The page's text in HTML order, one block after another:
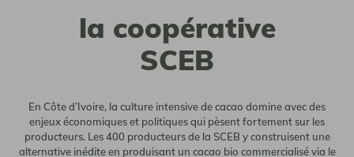
la coopérative
SCEB
En Côte d’Ivoire, la culture intensive de cacao domine avec des
enjeux économiques et politiques qui pèsent fortement sur les
producteurs. Les 400 producteurs de la SCEB y construisent une
alternative inédite en produisant un cacao bio commercialisé via le